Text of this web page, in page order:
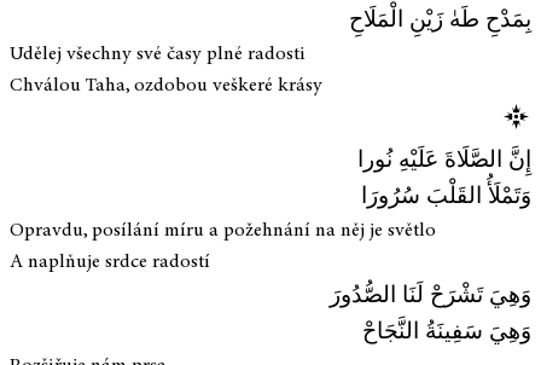
بِمَدْحِ طَهٰ زَيْنِ الْمَلَاحِ
Udělej všechny své časy plné radosti
Chválou Taha, ozdobou veškeré krásy
إِنَّ الصَّلَاةَ عَلَيْهِ نُورا
وَتَمْلَأُ القَلْبَ سُرُورَا
Opravdu, posílání míru a požehnání na něj je světlo
A naplňuje srdce radostí
وَهِيَ تَشْرَحْ لَنَا الصُّدُورَ
وَهِيَ سَفِينَةُ النَّجَاحْ